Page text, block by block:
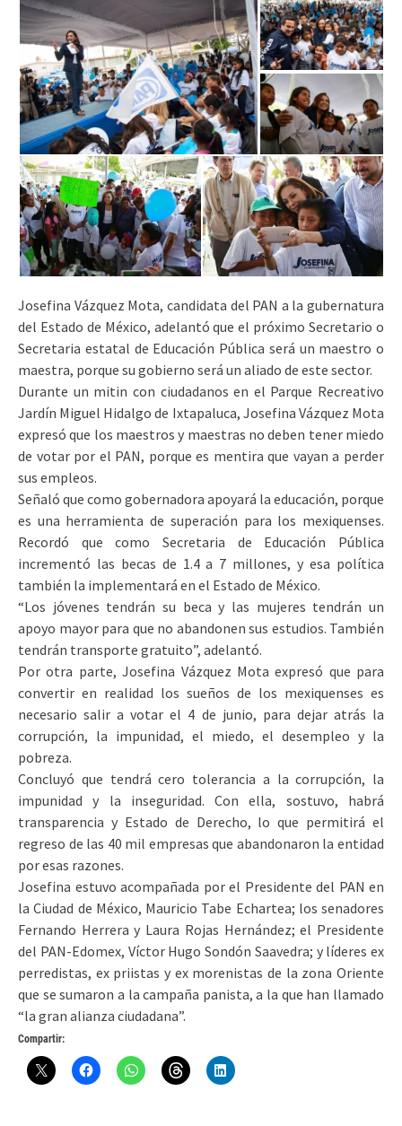
Josefina Vázquez Mota, candidata del PAN a la gubernatura
del Estado de México, adelantó que el próximo Secretario o
Secretaria estatal de Educación Pública será un maestro o
maestra, porque su gobierno será un aliado de este sector.
Durante un mitin con ciudadanos en el Parque Recreativo
Jardín Miguel Hidalgo de Ixtapaluca, Josefina Vázquez Mota
expresó que los maestros y maestras no deben tener miedo
de votar por el PAN, porque es mentira que vayan a perder
sus empleos.
Señaló que como gobernadora apoyará la educación, porque
es una herramienta de superación para los mexiquenses.
Recordó que como Secretaria de Educación Pública
incrementó las becas de 1.4 a 7 millones, y esa política
también la implementará en el Estado de México.
“Los jóvenes tendrán su beca y las mujeres tendrán un
apoyo mayor para que no abandonen sus estudios. También
tendrán transporte gratuito”, adelantó.
Por otra parte, Josefina Vázquez Mota expresó que para
convertir en realidad los sueños de los mexiquenses es
necesario salir a votar el 4 de junio, para dejar atrás la
corrupción, la impunidad, el miedo, el desempleo y la
pobreza.
Concluyó que tendrá cero tolerancia a la corrupción, la
impunidad y la inseguridad. Con ella, sostuvo, habrá
transparencia y Estado de Derecho, lo que permitirá el
regreso de las 40 mil empresas que abandonaron la entidad
por esas razones.
Josefina estuvo acompañada por el Presidente del PAN en
la Ciudad de México, Mauricio Tabe Echartea; los senadores
Fernando Herrera y Laura Rojas Hernández; el Presidente
del PAN-Edomex, Víctor Hugo Sondón Saavedra; y líderes ex
perredistas, ex priistas y ex morenistas de la zona Oriente
que se sumaron a la campaña panista, a la que han llamado
“la gran alianza ciudadana”.
Compartir: